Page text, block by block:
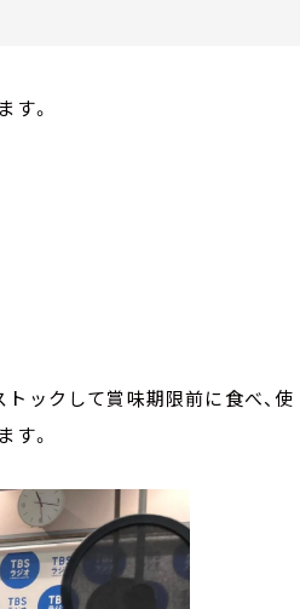
す。
ックして賞味期限前に食べ、使
す。